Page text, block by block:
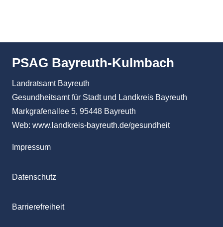
PSAG Bayreuth-Kulmbach
Landratsamt Bayreuth
Gesundheitsamt für Stadt und Landkreis Bayreuth
Markgrafenallee 5, 95448 Bayreuth
Web: www.landkreis-bayreuth.de/gesundheit
Impressum
Datenschutz
Barrierefreiheit